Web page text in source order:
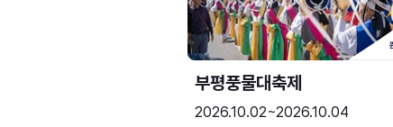
부평풍물대축제
2026.10.02~2026.10.04